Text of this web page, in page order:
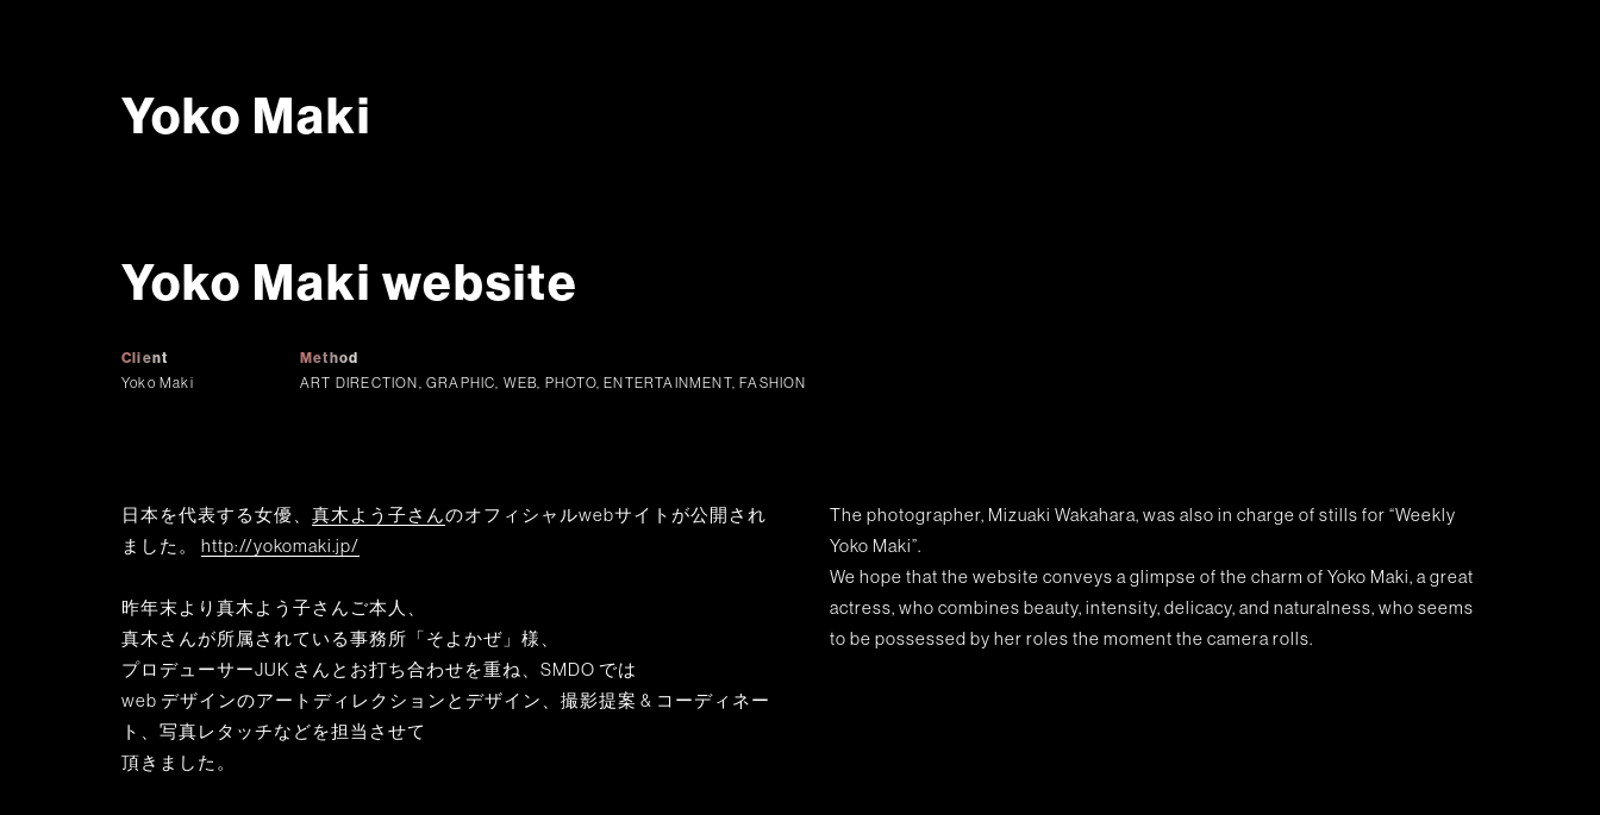
Yoko Maki
Yoko Maki website
Client
Yoko Maki
Method
ART DIRECTION, GRAPHIC, WEB, PHOTO, ENTERTAINMENT, FASHION
日本を代表する女優、 真木よう子さんのオフィシャルwebサイトが公開され
ました。 http://yokomaki.jp/
昨年末より真木よう子さんご本人、
真木さんが所属されている事務所「そよかぜ」様、
プロデューサーJUK さんとお打ち合わせを重ね、SMDO では
web デザインのアートディレクションとデザイン、撮影提案 & コーディネー
ト、写真レタッチなどを担当させて
頂きました。
The photographer, Mizuaki Wakahara, was also in charge of stills for “Weekly
Yoko Maki”.
We hope that the website conveys a glimpse of the charm of Yoko Maki, a great
actress, who combines beauty, intensity, delicacy, and naturalness, who seems
to be possessed by her roles the moment the camera rolls.